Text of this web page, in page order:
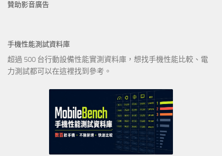
贊助影音廣告
手機性能測試資料庫
超過 500 台行動設備性能實測資料庫，想找手機性能比較、電
力測試都可以在這裡找到參考。